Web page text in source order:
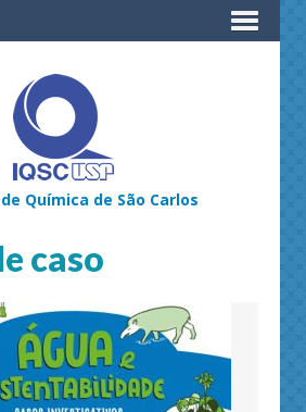
Química de São Carlos
caso